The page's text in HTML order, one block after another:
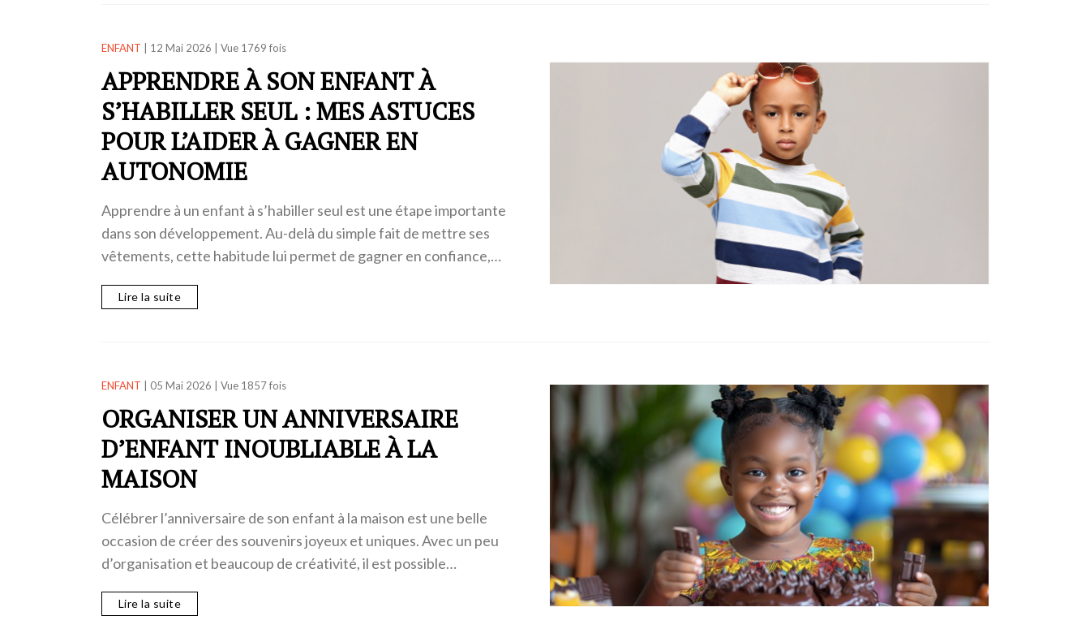
ENFANT 12 Mai 2026 Vue 1769 fois
APPRENDRE À SON ENFANT À
S’HABILLER SEUL : MES ASTUCES
POUR L’AIDER À GAGNER EN
AUTONOMIE
Apprendre à un enfant à s’habiller seul est une étape importante
dans son développement. Au-delà du simple fait de mettre ses
vêtements, cette habitude lui permet de gagner en confiance,…
Lire la suite
ENFANT 05 Mai 2026 Vue 1857 fois
ORGANISER UN ANNIVERSAIRE
D’ENFANT INOUBLIABLE À LA
MAISON
Célébrer l’anniversaire de son enfant à la maison est une belle
occasion de créer des souvenirs joyeux et uniques. Avec un peu
d’organisation et beaucoup de créativité, il est possible…
Lire la suite